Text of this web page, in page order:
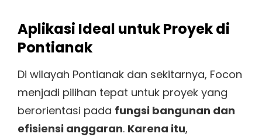
Aplikasi Ideal untuk Proyek di
Pontianak
Di wilayah Pontianak dan sekitarnya, Focon
menjadi pilihan tepat untuk proyek yang
berorientasi pada fungsi bangunan dan
efisiensi anggaran. Karena itu,